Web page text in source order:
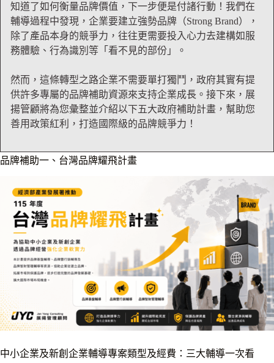
知道了如何衡量品牌價值，下一步便是付諸行動！我們在
輔導過程中發現，企業要建立強勢品牌（Strong Brand），
除了產品本身的競爭力，往往更需要投入心力去建構如服
務體驗、行為識別等「看不見的部份」。
然而，這條轉型之路企業不需要單打獨鬥，政府其實有提
供許多專屬的品牌補助資源來支持企業成長。接下來，展
揚管顧將為您彙整並介紹以下五大政府補助計畫，幫助您
善用政策紅利，打造國際級的品牌競爭力！
品牌補助一、台灣品牌耀飛計畫
中小企業及新創企業輔導專案類型及經費：三大輔導一次看